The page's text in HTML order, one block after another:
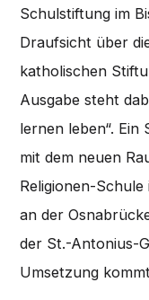
Schulstiftung im
Draufsicht über
katholischen
Ausgabe steht
lernen leben“.
mit dem neuen
Religionen-
an der
der St.-Antonius-
Umsetzung